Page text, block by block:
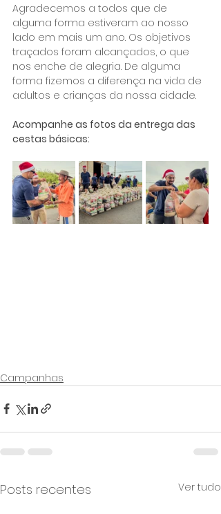
Agradecemos a todos que de
alguma forma estiveram ao nosso
lado em mais um ano. Os objetivos
traçados foram alcançados, o que
nos enche de alegria. De alguma
forma fizemos a diferença na vida de
adultos e crianças da nossa cidade.
Acompanhe as fotos da entrega das
cestas básicas:
Campanhas
Posts recentes Ver tudo